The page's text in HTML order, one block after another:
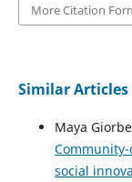
More Citation
Similar Articles
Maya
social